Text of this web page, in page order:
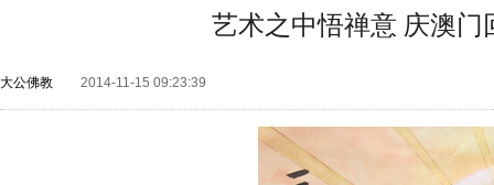
艺术之中悟禅意 庆澳
大公佛教 2014-11-15 09:23:39